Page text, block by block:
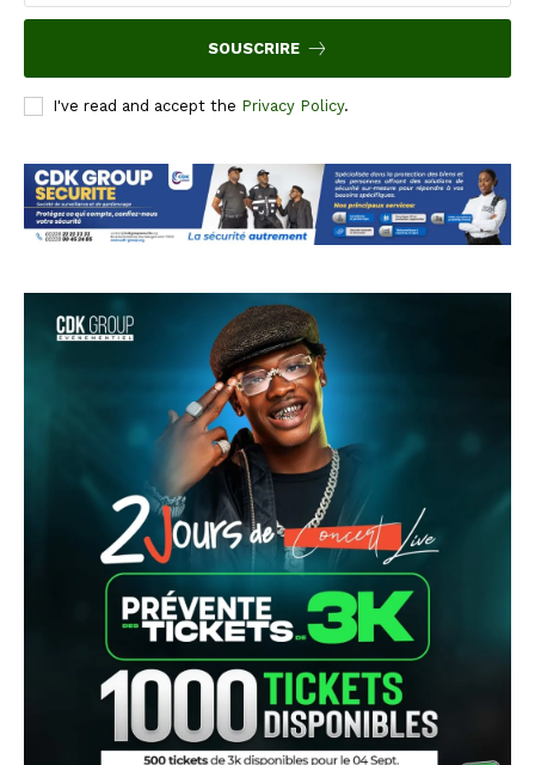
SOUSCRIRE
I've read and accept the Privacy Policy.